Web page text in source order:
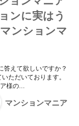
ンに実はう
ンションマ
答えて欲しいですか？
ただいております。
様の...
マンションマニア